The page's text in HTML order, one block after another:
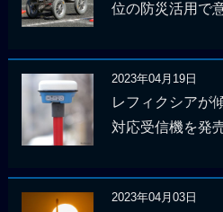
位の防災活用で
2023年04月19日
レフィクシアが
対応受信機を発
2023年04月03日